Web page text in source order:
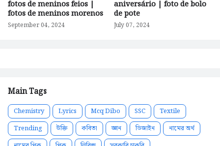
fotos de meninos feios |
fotos de meninos morenos
September 04, 2024
aniversário | foto de bolo
de pote
July 07, 2024
Main Tags
Chemistry Lyrics Mcq Dibo SSC
Textile
Trending
উক্তি কবিতা জ্ঞান ডিজাইন
নামের অর্থ